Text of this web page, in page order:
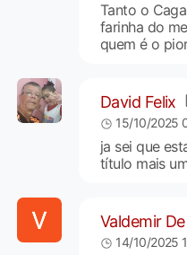
Tanto o
farinha do
quem é o
David Felix
15/10/2025
ja sei que
título mais
Valdemir
14/10/2025